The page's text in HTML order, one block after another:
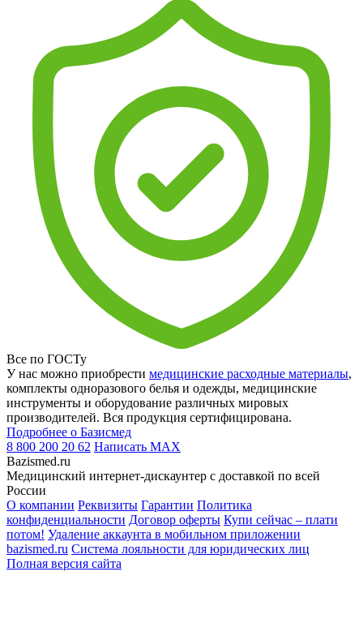
Все по ГОСТу
У нас можно приобрести медицинские расходные материалы,
комплекты одноразового белья и одежды, медицинские
инструменты и оборудование различных мировых
производителей. Вся продукция сертифицирована.
Подробнее о Базисмед
8 800 200 20 62 Написать MAX
Bazismed.ru
Медицинский интернет-дискаунтер с доставкой по всей
России
О компании Реквизиты Гарантии Политика
конфиденциальности Договор оферты Купи сейчас – плати
потом! Удаление аккаунта в мобильном приложении
bazismed.ru Система лояльности для юридических лиц
Полная версия сайта